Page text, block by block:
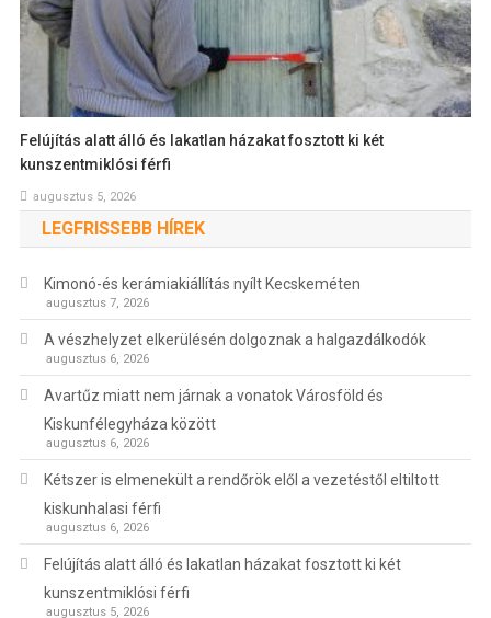
Felújítás alatt álló és lakatlan házakat fosztott ki két
kunszentmiklósi férfi
augusztus 5, 2026
LEGFRISSEBB HÍREK
Kimonó-és kerámiakiállítás nyílt Kecskeméten
augusztus 7, 2026
A vészhelyzet elkerülésén dolgoznak a halgazdálkodók
augusztus 6, 2026
Avartűz miatt nem járnak a vonatok Városföld és
Kiskunfélegyháza között
augusztus 6, 2026
Kétszer is elmenekült a rendőrök elől a vezetéstől eltiltott
kiskunhalasi férfi
augusztus 6, 2026
Felújítás alatt álló és lakatlan házakat fosztott ki két
kunszentmiklósi férfi
augusztus 5, 2026